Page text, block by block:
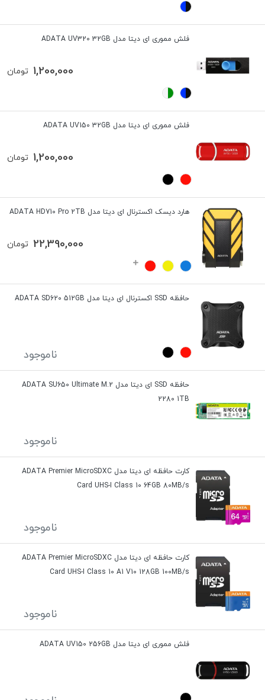
فلش مموری ای دیتا مدل ADATA UV320 32GB
تومان 1,200,000
فلش مموری ای دیتا مدل ADATA UV150 32GB
تومان 1,200,000
هارد دیسک اکسترنال ای دیتا مدل ADATA HD710 Pro 2TB
تومان 22,390,000
حافظه SSD اکسترنال ای دیتا مدل ADATA SD620 512GB
ناموجود
حافظه SSD ای دیتا مدل ADATA SU650 Ultimate M.2
2280 1TB
ناموجود
کارت حافظه ای دیتا مدل ADATA Premier MicroSDXC
Card UHS-I Class 10 64GB 80MB/s
ناموجود
کارت حافظه ای دیتا مدل ADATA Premier MicroSDXC
Card UHS-I Class 10 A1 V10 128GB 100MB/s
ناموجود
فلش مموری ای دیتا مدل ADATA UV150 256GB